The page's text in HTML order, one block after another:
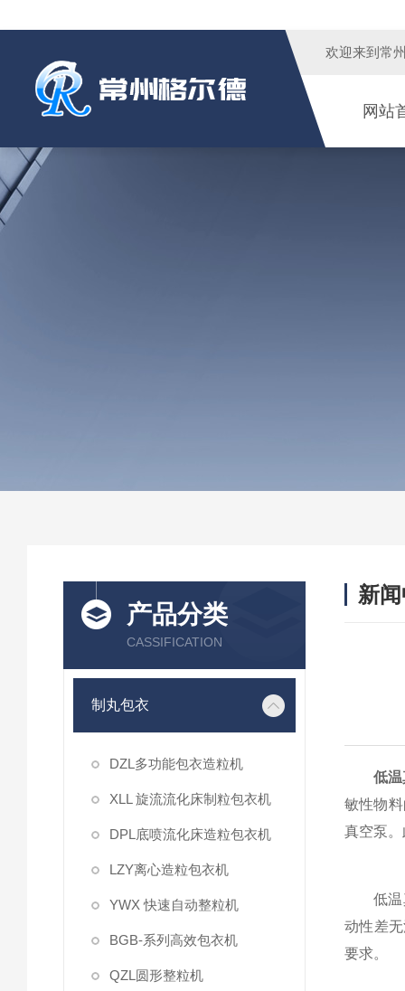
欢迎来到 常
网站
产品分类
CASSIFICATION
制丸包衣
DZL多功能包衣造粒机
XLL 旋流流化床制粒包衣机
DPL底喷流化床造粒包衣机
LZY离心造粒包衣机
YWX 快速自动整粒机
BGB-系列高效包衣机
QZL圆形整粒机
新
低
敏性物
真空泵
低温真
动性差
要求。